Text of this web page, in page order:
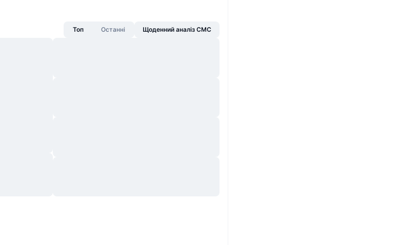
Топ Останні Щоденний аналіз CMC